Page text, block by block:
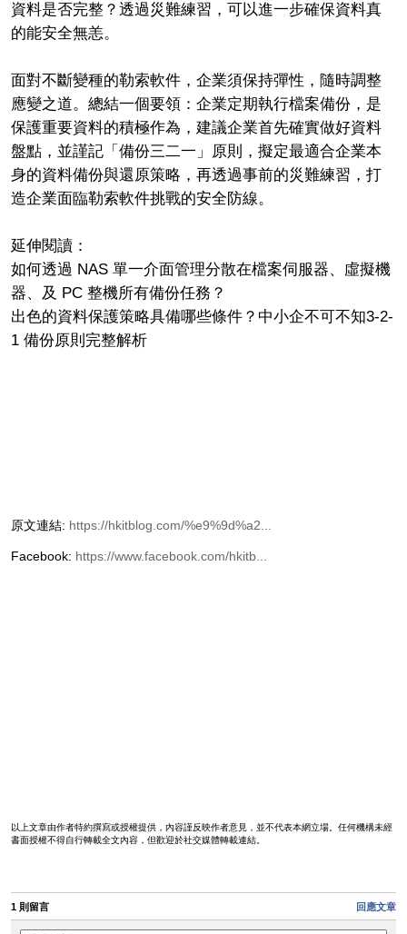
資料是否完整？透過災難練習，可以進一步確保資料真
的能安全無恙。
面對不斷變種的勒索軟件，企業須保持彈性，隨時調整
應變之道。總結一個要領：企業定期執行檔案備份，是
保護重要資料的積極作為，建議企業首先確實做好資料
盤點，並謹記「備份三二一」原則，擬定最適合企業本
身的資料備份與還原策略，再透過事前的災難練習，打
造企業面臨勒索軟件挑戰的安全防線。
延伸閱讀：
如何透過 NAS 單一介面管理分散在檔案伺服器、虛擬機
器、及 PC 整機所有備份任務？
出色的資料保護策略具備哪些條件？中小企不可不知3-2-
1 備份原則完整解析
原文連結: https://hkitblog.com/%e9%9d%a2...
Facebook: https://www.facebook.com/hkitb...
以上文章由作者特約撰寫或授權提供，內容謹反映作者意見，並不代表本網立場。任何機構未經
書面授權不得自行轉載全文內容，但歡迎於社交媒體轉載連結。
1 則留言 回應文章